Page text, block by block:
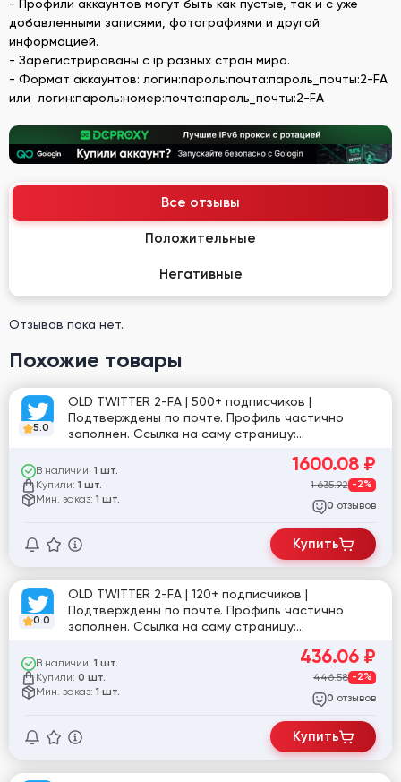
- Профили аккаунтов могут быть как пустые, так и с уже
добавленными записями, фотографиями и другой
информацией.
- Зарегистрированы с ip разных стран мира.
- Формат аккаунтов: логин:пароль:почта:пароль_почты:2-FA
или логин:пароль:номер:почта:пароль_почты:2-FA
Все отзывы
Положительные
Негативные
Отзывов пока нет.
Похожие товары
5.0
OLD TWITTER 2-FA | 500+ подписчиков |
Подтверждены по почте. Профиль частично
заполнен. Ссылка на саму страницу:
В наличии: 1 шт.
Купили: 1 шт.
Мин. заказ: 1 шт.
1600.08 ₽
1 635.92 -2%
0 отзывов
Купить
0.0
OLD TWITTER 2-FA | 120+ подписчиков |
Подтверждены по почте. Профиль частично
заполнен. Ссылка на саму страницу:
В наличии: 1 шт.
Купили: 0 шт.
Мин. заказ: 1 шт.
436.06 ₽
446.58 -2%
0 отзывов
Купить